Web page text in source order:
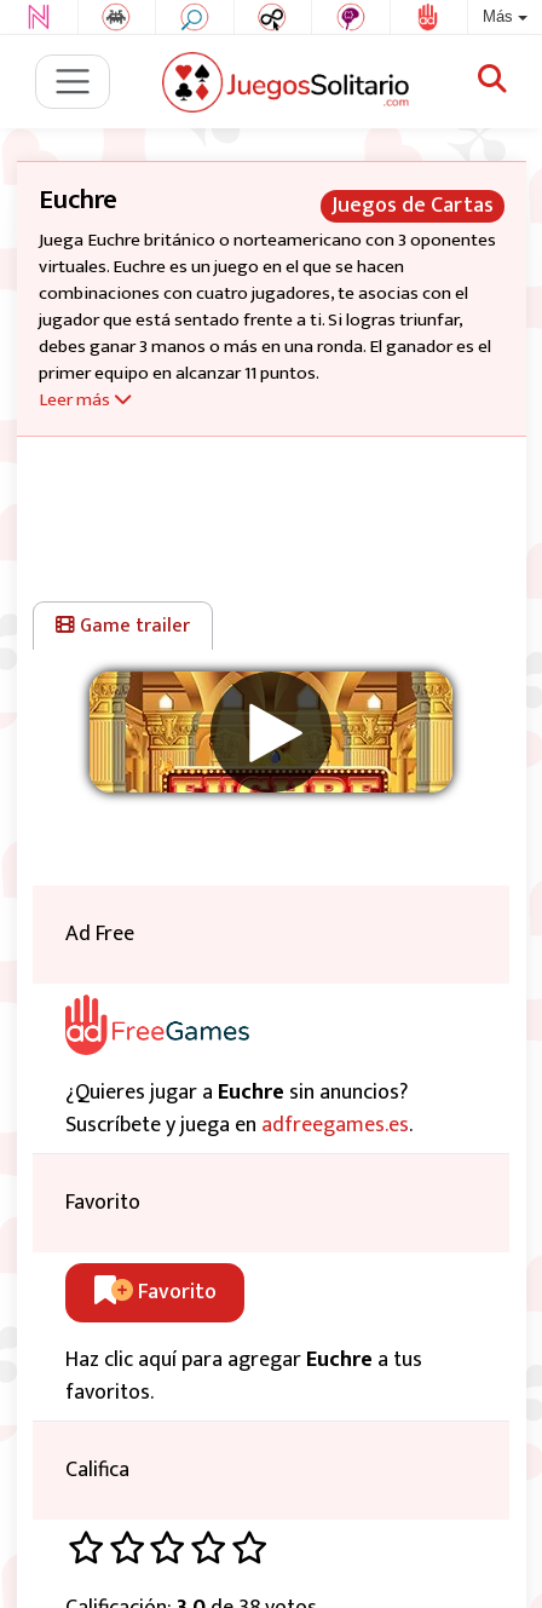
Más
Juegos de Cartas
Euchre
Juega Euchre británico o norteamericano con 3 oponentes
virtuales. Euchre es un juego en el que se hacen
combinaciones con cuatro jugadores, te asocias con el
jugador que está sentado frente a ti. Si logras triunfar,
debes ganar 3 manos o más en una ronda. El ganador es el
primer equipo en alcanzar 11 puntos.
Leer más
Game trailer
Ad Free
¿Quieres jugar a Euchre sin anuncios?
Suscríbete y juega en adfreegames.es.
Favorito
Favorito
Haz clic aquí para agregarEuchre a tus
favoritos.
Califica